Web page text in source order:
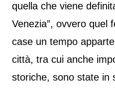
quella che viene
Venezia”, ovvero quel
case un tempo
città, tra cui anche
storiche, sono state in